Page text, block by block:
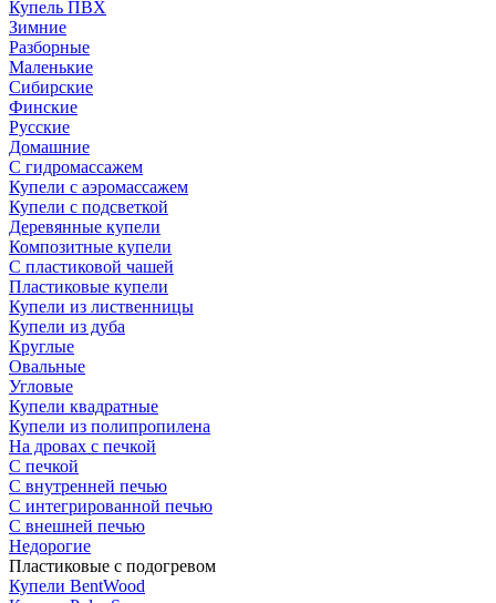
Купель ПВХ
Зимние
Разборные
Маленькие
Сибирские
Финские
Русские
Домашние
С гидромассажем
Купели с аэромассажем
Купели с подсветкой
Деревянные купели
Композитные купели
С пластиковой чашей
Пластиковые купели
Купели из лиственницы
Купели из дуба
Круглые
Овальные
Угловые
Купели квадратные
Купели из полипропилена
На дровах с печкой
С печкой
С внутренней печью
С интегрированной печью
С внешней печью
Недорогие
Пластиковые с подогревом
Купели BentWood